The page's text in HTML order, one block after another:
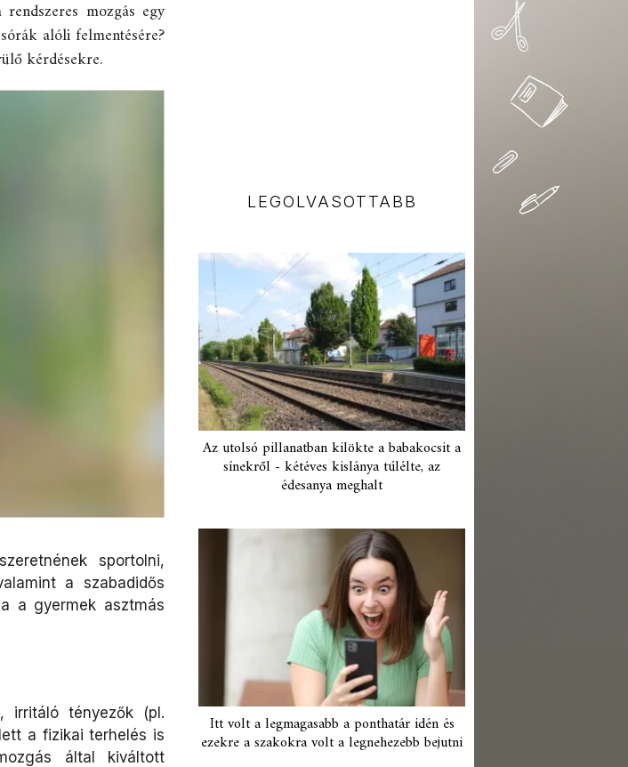
mozgás egy
alóli felmentésére?
kérdésekre.
sportolni,
a szabadidős
a gyermek asztmás
irritáló tényezők (pl.
a fizikai terhelés is
által kiváltott
LEGOLVASOTTABB
Az utolsó pillanatban kilökte a babakocsit a
sínekről - kétéves kislánya túlélte, az
édesanya meghalt
Itt volt a legmagasabb a ponthatár idén és
ezekre a szakokra volt a legnehezebb bejutni